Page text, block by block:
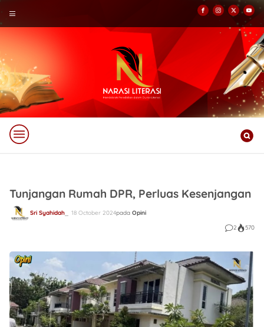
Tunjangan Rumah DPR, Perluas Kesenjangan
Sri Syahidah 18 October 2024pada Opini
2
570